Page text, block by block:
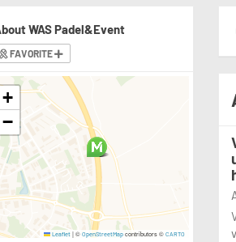
WAS Padel&Event
FAVORITE
+
−
Leaflet |© OpenStreetMapcontributors © CARTO